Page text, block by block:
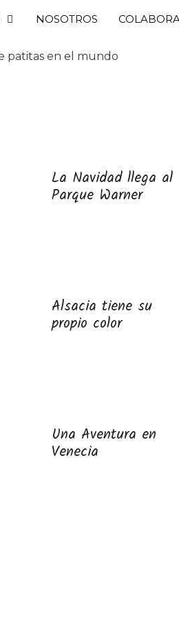
NOSOTROS
La Navidad llega al
Parque Warner
Alsacia tiene su
propio color
Una Aventura en
Venecia